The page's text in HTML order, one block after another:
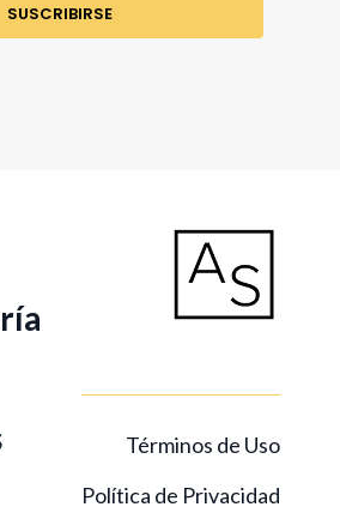
SUSCRIBIRSE
Términos de Uso
Política de Privacidad